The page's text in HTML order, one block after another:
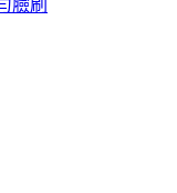
臉刷